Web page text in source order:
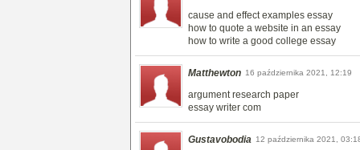
cause and effect examples essay
how to quote a website in an essay
how to write a good college essay
Matthewton 16 października 2021, 12:19
argument research paper
essay writer com
Gustavobodia 12 października 2021,